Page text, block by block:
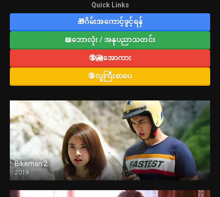
Quick Links
🎁ဂိမ်းအကောင့်ဖွင့်ရန်
📖ဘောလုံး / အနုပညာသတင်း
🔞🎦အောကား
🔞လူကြီးစာပေ
Bikeman 2
2019